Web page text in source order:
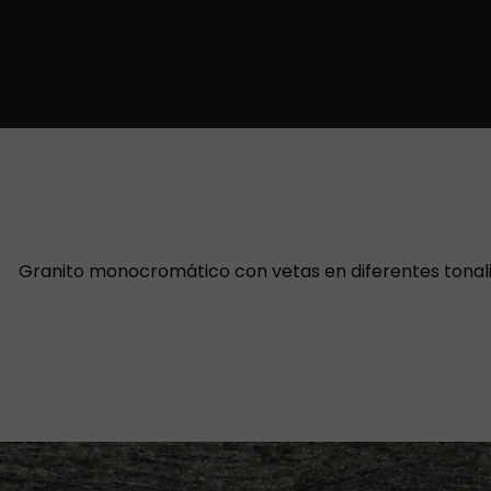
Granito monocromático con vetas en diferentes